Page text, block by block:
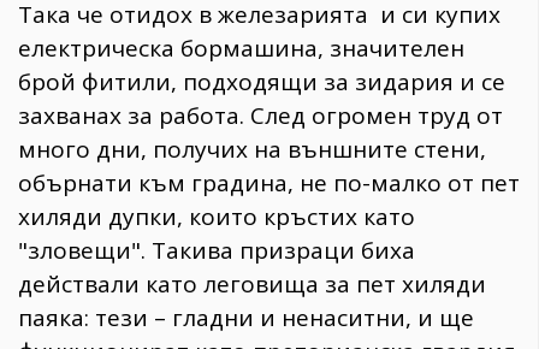
Така че отидох в железарията и си купих
електрическа бормашина, значителен
брой фитили, подходящи за зидария и се
захванах за работа. След огромен труд от
много дни, получих на външните стени,
обърнати към градина, не по-малко от пет
хиляди дупки, които кръстих като
"зловещи". Такива призраци биха
действали като леговища за пет хиляди
паяка: тези – гладни и ненаситни, и ще